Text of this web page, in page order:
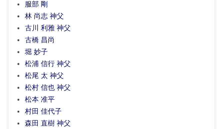
服部 剛
林 尚志 神父
古川 利雅 神父
古橋 昌尚
堀 妙子
松浦 信行 神父
松尾 太 神父
松村 信也 神父
松本 准平
村田 佳代子
森田 直樹 神父